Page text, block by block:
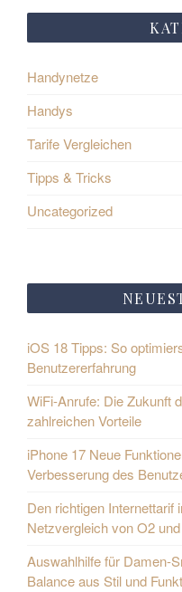
Handynetze
Handys
Tarife Vergleichen
Tipps & Tricks
Uncategorized
iOS 18 Tipps: So
Benutzererfahrung
WiFi-Anrufe: Die Zukunft
zahlreichen Vorteile
iPhone 17 Neue
Verbesserung des
Den richtigen Internettarif
Netzvergleich von O2
Auswahlhilfe für Damen-
Balance aus Stil und